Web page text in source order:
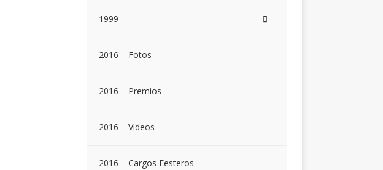
1999
2016 – Fotos
2016 – Premios
2016 – Videos
2016 – Cargos Festeros